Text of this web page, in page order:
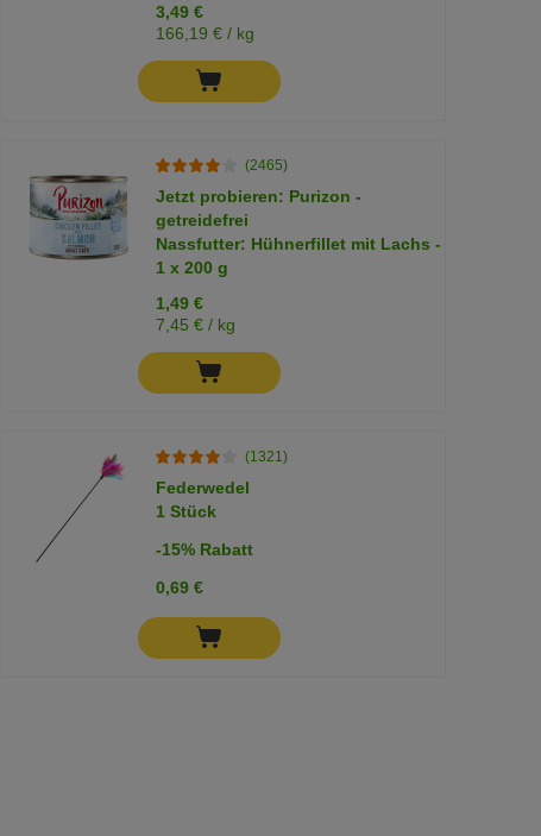
3,49 €
166,19 € / kg
(2465)
Jetzt probieren: Purizon -
getreidefrei
Nassfutter: Hühnerfillet mit Lachs -
1 x 200 g
1,49 €
7,45 € / kg
(1321)
Federwedel
1 Stück
-15% Rabatt
0,69 €